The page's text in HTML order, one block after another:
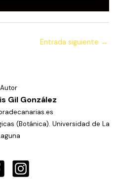
Entrada siguiente →
Autor
Gil González
(Botánica). Universidad de La